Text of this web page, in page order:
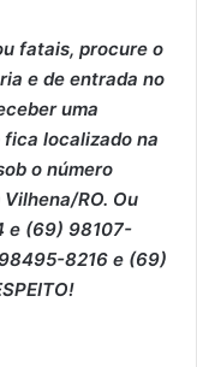
fatais, procure o
e de entrada no
uma
localizado na
o número
RO. Ou
e (69) 98107-
8216 e (69)